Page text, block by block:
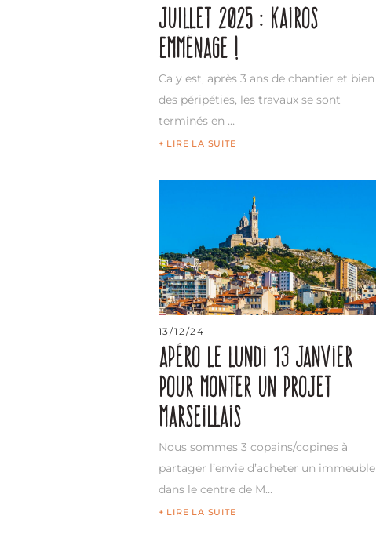
Juillet 2025 : Kairos
emménage !
Ca y est, après 3 ans de chantier et bien
des péripéties, les travaux se sont
terminés en …
+ LIRE LA SUITE
13/12/24
Apéro le lundi 13 janvier
pour monter un projet
marseillais
Nous sommes 3 copains/copines à
partager l’envie d’acheter un immeuble
dans le centre de M…
+ LIRE LA SUITE